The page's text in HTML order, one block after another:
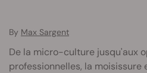
By Max Sargent
De la micro-culture jusqu'aux
professionnelles, la